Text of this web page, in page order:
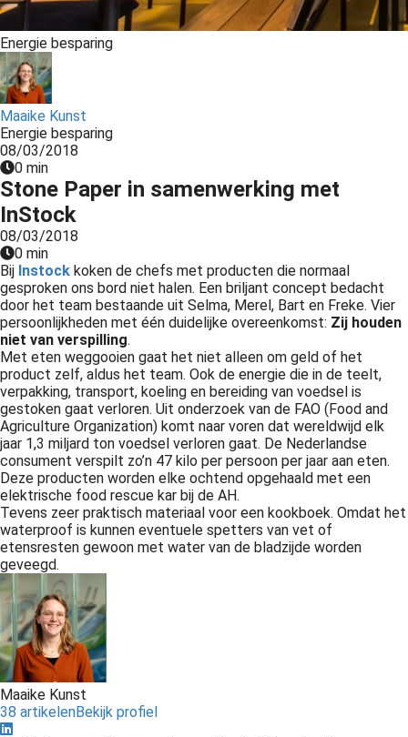
Energie besparing
Maaike Kunst
Energie besparing
08/03/2018
0 min
Stone Paper in samenwerking met
InStock
08/03/2018
0 min
Bij Instock koken de chefs met producten die normaal
gesproken ons bord niet halen. Een briljant concept bedacht
door het team bestaande uit Selma, Merel, Bart en Freke. Vier
persoonlijkheden met één duidelijke overeenkomst: Zij houden
niet van verspilling.
Met eten weggooien gaat het niet alleen om geld of het
product zelf, aldus het team. Ook de energie die in de teelt,
verpakking, transport, koeling en bereiding van voedsel is
gestoken gaat verloren. Uit onderzoek van de FAO (Food and
Agriculture Organization) komt naar voren dat wereldwijd elk
jaar 1,3 miljard ton voedsel verloren gaat. De Nederlandse
consument verspilt zo’n 47 kilo per persoon per jaar aan eten.
Deze producten worden elke ochtend opgehaald met een
elektrische food rescue kar bij de AH.
Tevens zeer praktisch materiaal voor een kookboek. Omdat het
waterproof is kunnen eventuele spetters van vet of
etensresten gewoon met water van de bladzijde worden
geveegd.
Maaike Kunst
38 artikelenBekijk profiel
kan de
niet
worden
om
te
over
van
op
gebruikt
te
de
Hierdoor
website-
van